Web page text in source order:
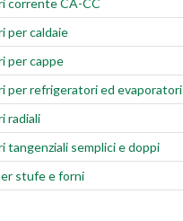
corrente CA-CC
per caldaie
per cappe
per refrigeratori ed evaporatori
radiali
tangenziali semplici e doppi
stufe e forni